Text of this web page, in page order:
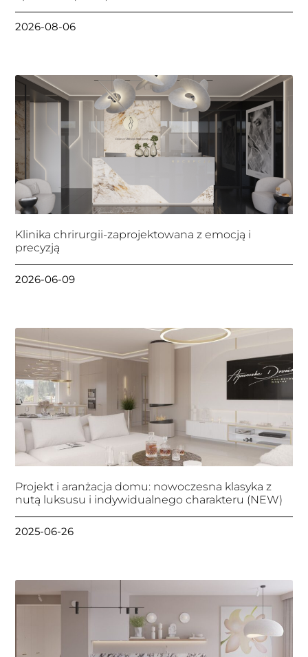
2026-08-06
Klinika chrirurgii-zaprojektowana z emocją i
precyzją
2026-06-09
Projekt i aranżacja domu: nowoczesna klasyka z
nutą luksusu i indywidualnego charakteru (NEW)
2025-06-26